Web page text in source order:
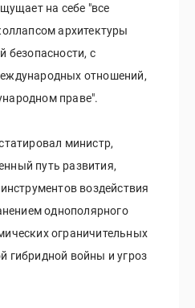
на себе "все
архитектуры
безопасности, с
отношений,
праве".
министр,
путь развития,
воздействия
однополярного
ограничительных
гибридной войны и угроз